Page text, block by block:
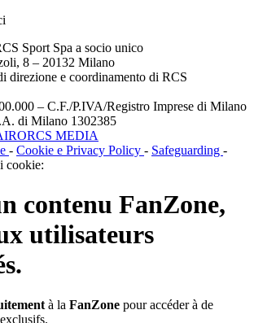
Sport Spa a socio unico
8 – 20132 Milano
direzione e coordinamento di RCS
– C.F./P.IVA/Registro Imprese di Milano
di Milano 1302385
MEDIA
- Cookie e Privacy Policy - Safeguarding -
cookie:
contenu FanZone,
utilisateurs
à la FanZone pour accéder à de